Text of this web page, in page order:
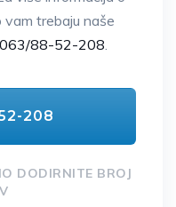
vam trebaju naše
063/88-52-208.
208
DODIRNITE BROJ